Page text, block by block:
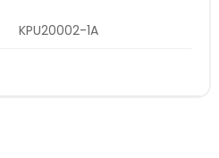
KPU20002-1A